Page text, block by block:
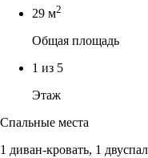
29 м2
Общая площадь
1 из 5
Этаж
Спальные места
1 диван-кровать, 1